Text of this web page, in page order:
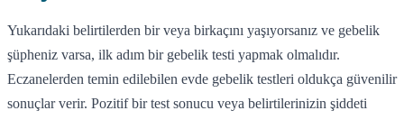
Yukarıdaki belirtilerden bir veya birkaçını yaşıyorsanız ve gebelik
şüpheniz varsa, ilk adım bir gebelik testi yapmak olmalıdır.
Eczanelerden temin edilebilen evde gebelik testleri oldukça güvenilir
sonuçlar verir. Pozitif bir test sonucu veya belirtilerinizin şiddeti